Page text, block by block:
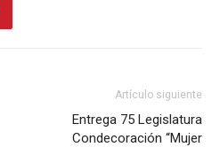
Artículo siguiente
Entrega 75 Legislatura
Condecoración “Mujer